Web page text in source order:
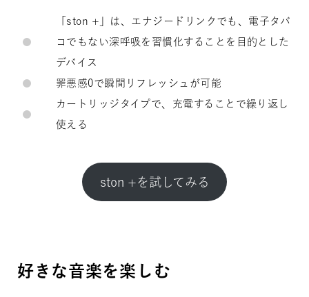
「ston +」は、エナジードリンクでも、電子タバ
コでもない深呼吸を習慣化することを目的とした
デバイス
罪悪感0で瞬間リフレッシュが可能
カートリッジタイプで、充電することで繰り返し
使える
ston +を試してみる
好きな音楽を楽しむ